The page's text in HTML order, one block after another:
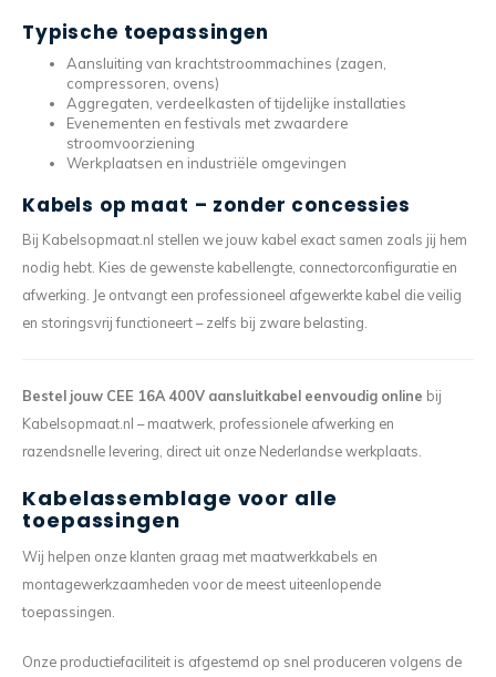
Typische toepassingen
Aansluiting van krachtstroommachines (zagen,
compressoren, ovens)
Aggregaten, verdeelkasten of tijdelijke installaties
Evenementen en festivals met zwaardere
stroomvoorziening
Werkplaatsen en industriële omgevingen
Kabels op maat – zonder concessies
Bij Kabelsopmaat.nl stellen we jouw kabel exact samen zoals jij hem
nodig hebt. Kies de gewenste kabellengte, connectorconfiguratie en
afwerking. Je ontvangt een professioneel afgewerkte kabel die veilig
en storingsvrij functioneert – zelfs bij zware belasting.
Bestel jouw CEE 16A 400V aansluitkabel eenvoudig online bij
Kabelsopmaat.nl – maatwerk, professionele afwerking en
razendsnelle levering, direct uit onze Nederlandse werkplaats.
Kabelassemblage voor alle
toepassingen
Wij helpen onze klanten graag met maatwerkkabels en
montagewerkzaamheden voor de meest uiteenlopende
toepassingen.
Onze productiefaciliteit is afgestemd op snel produceren volgens de